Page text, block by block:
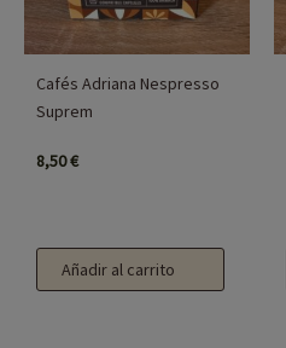
Cafés Adriana Nespresso
Suprem
8,50€
Añadir al carrito